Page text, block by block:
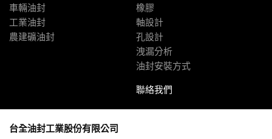
車輛油封
工業油封
農建礦油封
橡膠
軸設計
孔設計
洩漏分析
油封安裝方式
聯絡我們
台全油封工業股份有限公司